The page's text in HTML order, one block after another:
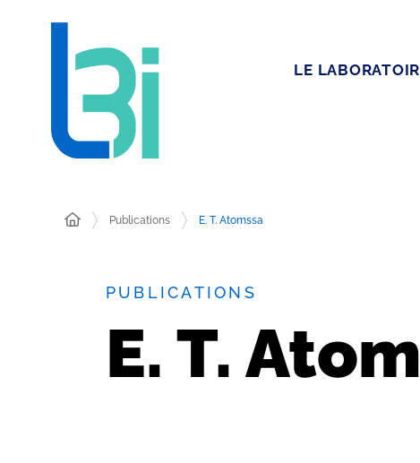
LE
Publications E. T. Atomssa
PUBLICATIONS
E. T.